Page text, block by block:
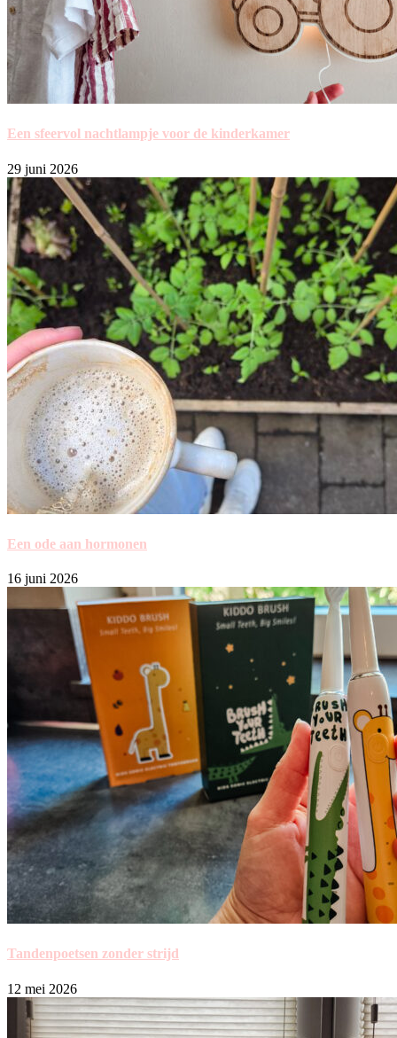
Een sfeervol nachtlampje voor de kinderkamer
29 juni 2026
Een ode aan hormonen
16 juni 2026
Tandenpoetsen zonder strijd
12 mei 2026